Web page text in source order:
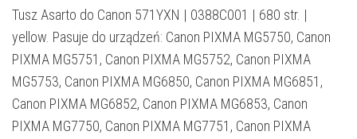
Tusz Asarto do Canon 571YXN | 0388C001 | 680 str. |
yellow. Pasuje do urządzeń: Canon PIXMA MG5750, Canon
PIXMA MG5751, Canon PIXMA MG5752, Canon PIXMA
MG5753, Canon PIXMA MG6850, Canon PIXMA MG6851,
Canon PIXMA MG6852, Canon PIXMA MG6853, Canon
PIXMA MG7750, Canon PIXMA MG7751, Canon PIXMA